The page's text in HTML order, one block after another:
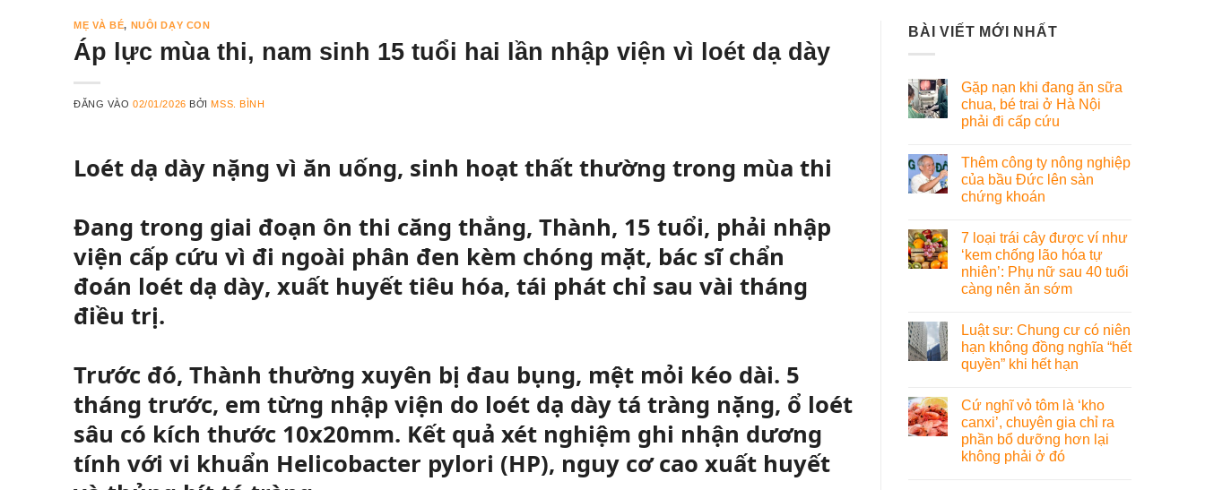
MẸ VÀ BÉ, NUÔI DẠY CON
Áp lực mùa thi, nam sinh 15 tuổi hai lần nhập viện vì loét dạ dày
ĐĂNG VÀO02/01/2026 BỞIMSS. BÌNH
Loét dạ dày nặng vì ăn uống, sinh hoạt thất thường trong mùa thi
Đang trong giai đoạn ôn thi căng thẳng, Thành, 15 tuổi, phải nhập
viện cấp cứu vì đi ngoài phân đen kèm chóng mặt, bác sĩ chẩn
đoán loét dạ dày, xuất huyết tiêu hóa, tái phát chỉ sau vài tháng
điều trị.
Trước đó, Thành thường xuyên bị đau bụng, mệt mỏi kéo dài. 5
tháng trước, em từng nhập viện do loét dạ dày tá tràng nặng, ổ loét
sâu có kích thước 10x20mm. Kết quả xét nghiệm ghi nhận dương
tính với vi khuẩn Helicobacter pylori (HP), nguy cơ cao xuất huyết
BÀI VIẾT MỚI NHẤT
Gặp nạn khi đang ăn sữa
chua, bé trai ở Hà Nội
phải đi cấp cứu
Thêm công ty nông nghiệp
của bầu Đức lên sàn
chứng khoán
7 loại trái cây được ví như
‘kem chống lão hóa tự
nhiên’: Phụ nữ sau 40 tuổi
càng nên ăn sớm
Luật sư: Chung cư có niên
hạn không đồng nghĩa “hết
quyền” khi hết hạn
Cứ nghĩ vỏ tôm là ‘kho
canxi’, chuyên gia chỉ ra
phần bổ dưỡng hơn lại
không phải ở đó